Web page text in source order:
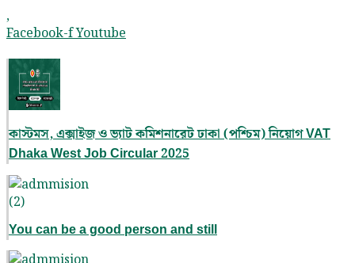
,
Facebook-fYoutube
কাস্টমস, এক্সাইজ ও ভ্যাট কমিশনারেট ঢাকা (পশ্চিম) নিয়োগ VAT
Dhaka West Job Circular 2025
You can be a good person and still